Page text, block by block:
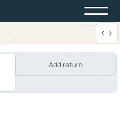
Add return